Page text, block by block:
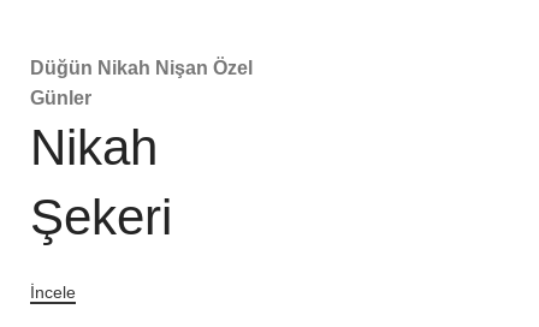
Düğün Nikah Nişan Özel
Günler
Nikah
Şekeri
İncele